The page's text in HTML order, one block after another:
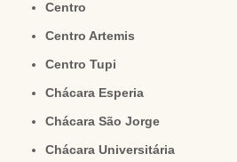
Centro
Centro Artemis
Centro Tupi
Chácara Esperia
Chácara São Jorge
Chácara Universitária